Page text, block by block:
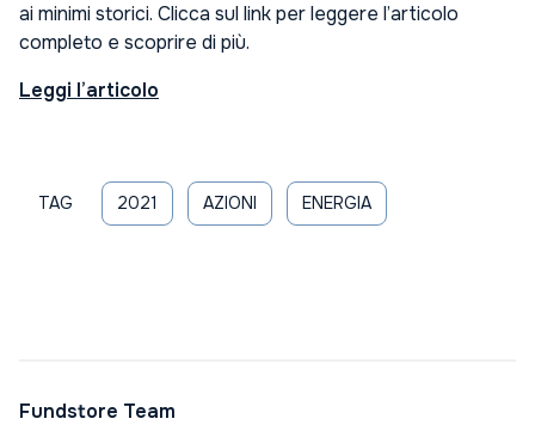
ai minimi storici. Clicca sul link per leggere l’articolo
completo e scoprire di più.
Leggi l’articolo
TAG 2021 AZIONI ENERGIA
Fundstore Team